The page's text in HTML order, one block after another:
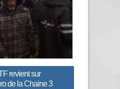
revient sur
de la Chaine 3